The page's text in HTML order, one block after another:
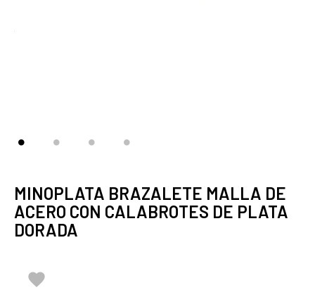
MINOPLATA BRAZALETE MALLA DE
ACERO CON CALABROTES DE PLATA
DORADA
